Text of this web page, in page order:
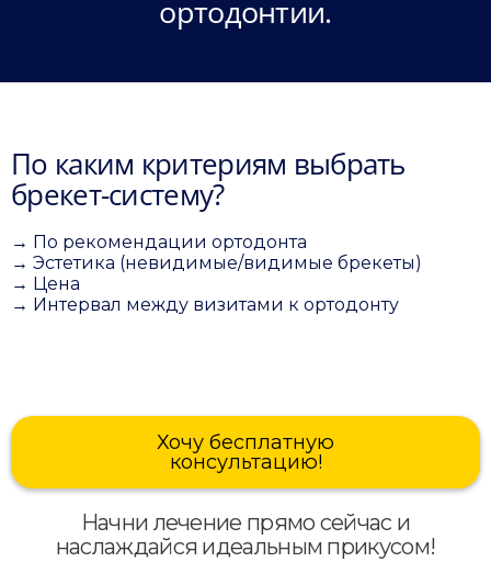
ортодонтии.
По каким критериям выбрать
брекет-систему?
→ По рекомендации ортодонта
→ Эстетика (невидимые/видимые брекеты)
→ Цена
→ Интервал между визитами к ортодонту
Хочу бесплатную
консультацию!
Начни лечение прямо сейчас и
наслаждайся идеальным прикусом!